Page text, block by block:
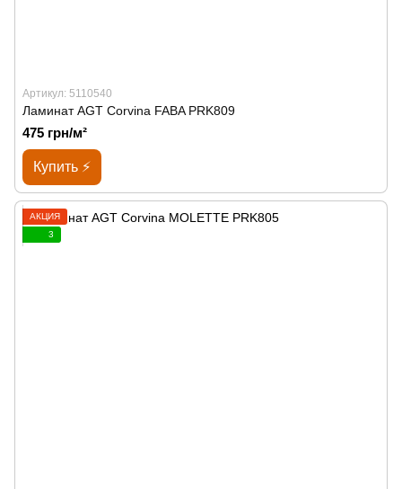
Артикул: 5110540
Ламинат AGT Corvina FABA PRK809
475 грн/м²
Купить ⚡
АКЦИЯ
3